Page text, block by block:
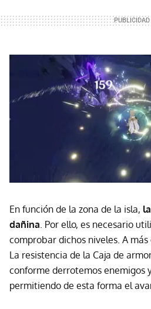
En función de la zona de la isla,
dañina . Por ello, es necesario
comprobar dichos niveles. A más
La resistencia de la Caja de
conforme derrotemos enemigos
permitiendo de esta forma el